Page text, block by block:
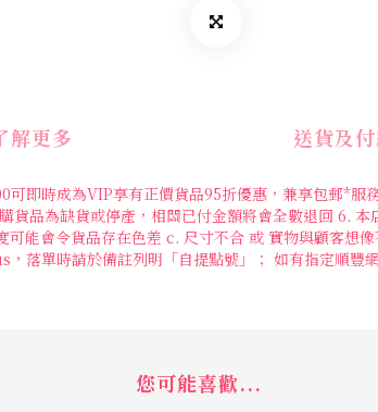
解更多 送貨及
即時成為VIP享有正價貨品95折優惠，兼享包郵*
品為缺貨或停產，相關已付金額將會全數退回 6.
能會令貨品存在色差 c. 尺寸不合 或 實物與顧客
單時請於備註列明「自提點號」； 如有指定順豐
您可能喜歡...